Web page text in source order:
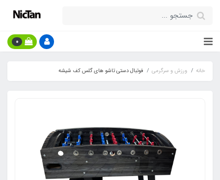
0
خانه ورزش و سرگرمی فوتبال دستی تاشو های گلس کف شیشه